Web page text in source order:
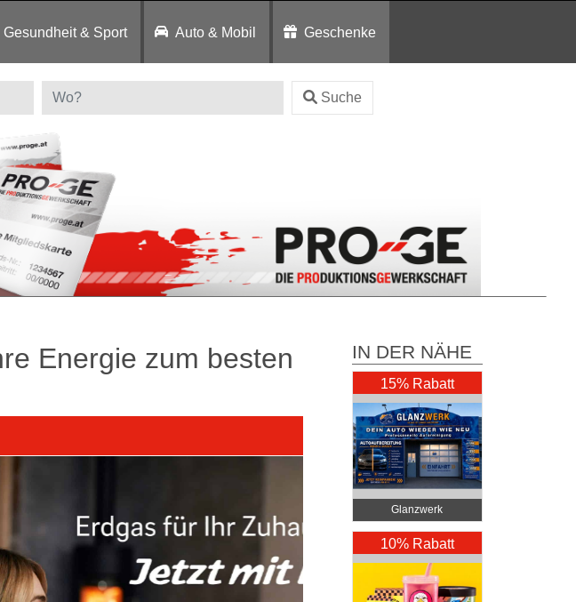
Gesundheit & Sport Auto & Mobil Geschenke
Suche
Energie zum besten
IN DER NÄHE
15% Rabatt
Glanzwerk
Autoreinigung
10% Rabatt